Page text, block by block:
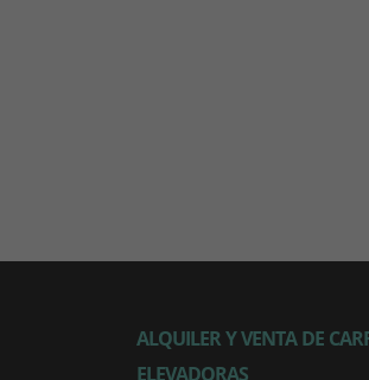
ALQUILER Y VENTA DE
ELEVADORAS